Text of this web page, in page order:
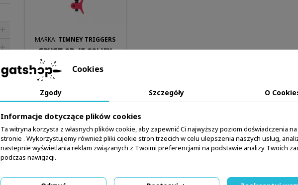
MARKA: TIMNEY TRIGGERS
SPUST AR-15 CALVIN
ELITE SINGLE STAGE -
TIMNEY TRIGGERS
1.5 - 2 lbs
2 149,99 zł
 Dodaj do koszyka
Więcej
Obecnie brak na stanie
Pokazano 1-5 z 5 pozycji
Cookies
Zgody Szczegóły O
Informacje dotyczące plików cookies
Ta witryna korzysta z własnych plików cookie, aby zapewnić Ci najwyższy poziom doświadczenia
stronie . Wykorzystujemy również pliki cookie stron trzecich w celu ulepszenia naszych usług,
nastepnie wyświetlania reklam związanych z Twoimi preferencjami na podstawie analizy Twoich
podczas nawigacji.